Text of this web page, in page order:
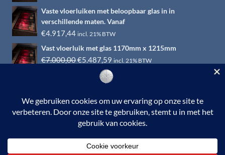
was:
€6.500,00.
is:
€4.917,44.
Vaste vloerluiken met beloopbaar glas in in
verschillende maten. Vanaf
€4.917,44 incl. 21% BTW
Vast vloerluik met glas 1170mm x 1215mm
€7.000,00Oorspronkelijke
€5.487,59 Huidige
prijs
is:
incl. 21% BTW
© 2026 RVS-woonwinkel.nl is een onderdeel van HTI-RVS |
BTW nr. NL002145483B31 | KvKnr. 09088773 | NL95